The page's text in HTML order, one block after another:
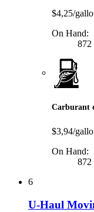
$4,25/
On Hand:
872
Carburant
$3,94/
On Hand:
872
6
U-Haul